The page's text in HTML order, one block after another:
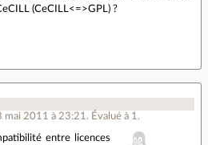
(CeCILL<=>GPL) ?
mai 2011 à 23:21 . Évalué à 1 .
entre licences